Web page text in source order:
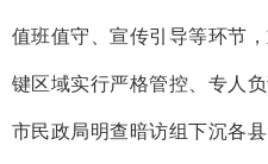
值班值守、宣传引导等环节
键区域实行严格管控、专人
市民政局明查暗访组下沉各